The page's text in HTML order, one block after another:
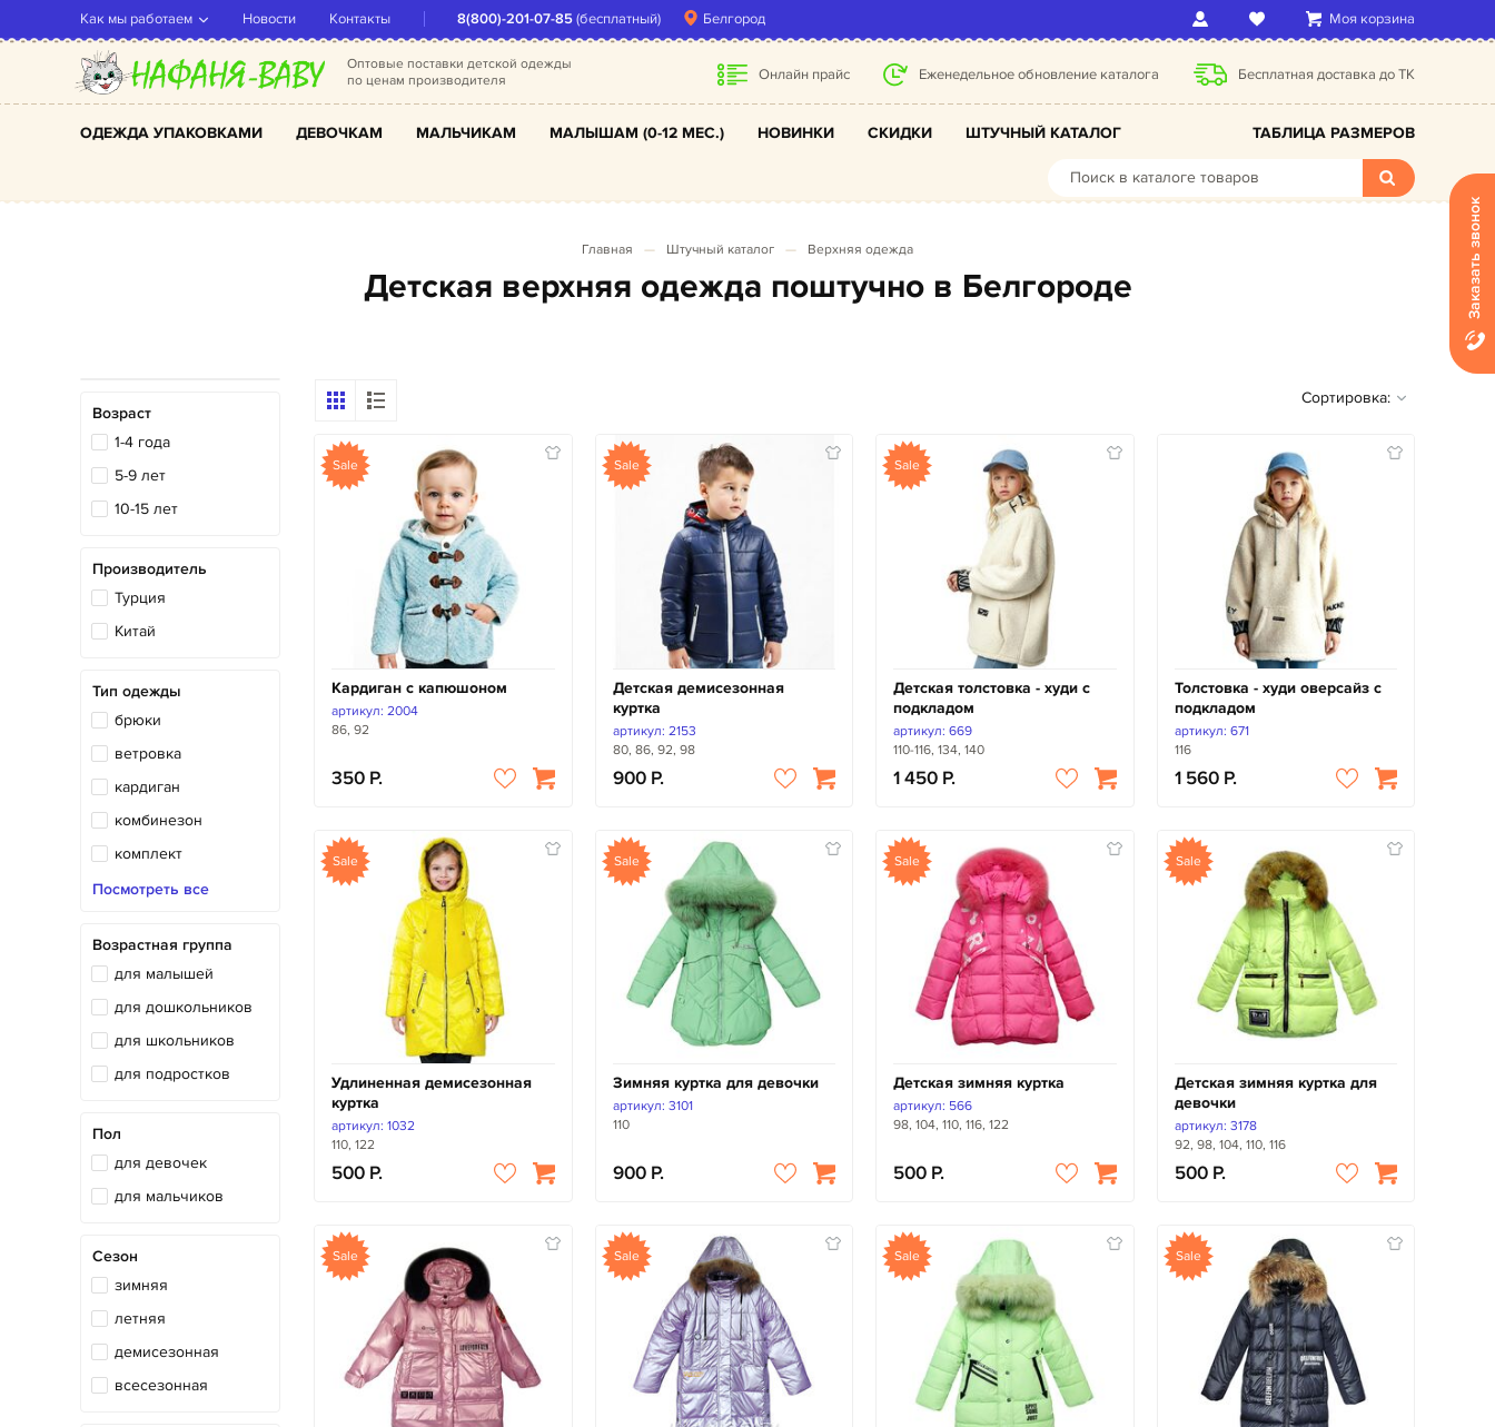
Моя корзина
Оптовые поставки детской одежды
по ценам производителя
Онлайн прайс Еженедельное обновление каталога Бесплатная доставка до ТК
ОДЕЖДА УПАКОВКАМИ ДЕВОЧКАМ МАЛЬЧИКАМ МАЛЫШАМ (0-12 МЕС.) НОВИНКИ СКИДКИ ШТУЧНЫЙ КАТАЛОГ ТАБЛИЦА РАЗМЕРОВ
Белгород
8(800)-201-07-85(бесплатный)
Как мы работаем Новости Контакты
Главная Штучный каталог Верхняя одежда
Детская верхняя одежда поштучно в Белгороде
Возраст
1-4 года
5-9 лет
10-15 лет
Производитель
Турция
Китай
Тип одежды
брюки
ветровка
кардиган
комбинезон
комплект
костюм
куртка
пальто
парка
полукомбинезон
толстовка
Посмотреть все
Возрастная группа
для малышей
для дошкольников
для школьников
для подростков
Пол
для девочек
для мальчиков
Сезон
зимняя
летняя
демисезонная
всесезонная
Сортировка:
Sale
Кардиган с капюшоном
артикул: 2004
86, 92
350
Sale
Детская демисезонная
куртка
артикул: 2153
80, 86, 92, 98
900
Sale
Детская толстовка - худи с
подкладом
артикул: 669
110-116, 134, 140
1 450
Толстовка - худи оверсайз с
подкладом
артикул: 671
116
1 560
Sale
Удлиненная демисезонная
куртка
артикул: 1032
110, 122
500
Sale
Зимняя куртка для девочки
артикул: 3101
110
900
Sale
Детская зимняя куртка
артикул: 566
98, 104, 110, 116, 122
500
Sale
Детская зимняя куртка для
девочки
артикул: 3178
92, 98, 104, 110, 116
500
Sale Sale Sale Sale
Заказать звонок